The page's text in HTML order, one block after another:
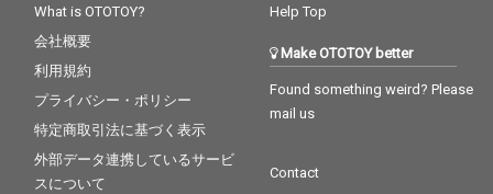
What is OTOTOY?
会社概要
利用規約
プライバシー・ポリシー
特定商取引法に基づく表示
外部データ連携しているサービ
スについて
Help Top
Make OTOTOY better
Found something weird? Please
mail us
Contact